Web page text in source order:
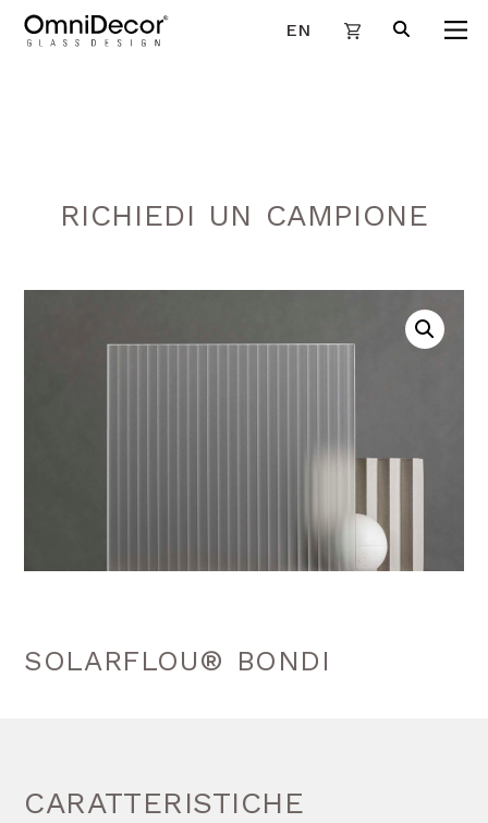
EN
RICHIEDI UN CAMPIONE
SOLARFLOU® BONDI
CARATTERISTICHE